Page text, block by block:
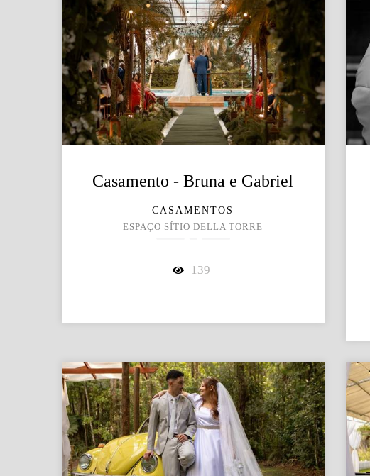
Casamento - Bruna e Gabriel
CASAMENTOS
ESPAÇO SÍTIO DELLA TORRE
139